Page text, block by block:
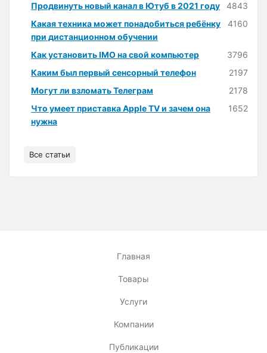
Продвинуть новый канал в Ютуб в 2021 году
4843
Какая техника может понадобиться ребёнку
при дистанционном обучении
4160
Как установить IMO на свой компьютер
3796
Каким был первый сенсорный телефон
2197
Могут ли взломать Телеграм
2178
Что умеет приставка Apple TV и зачем она
нужна
1652
Все статьи
Главная
Товары
Услуги
Компании
Публикации